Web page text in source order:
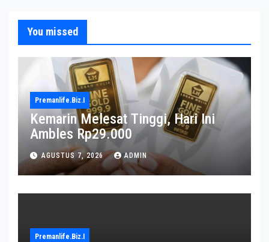
You missed
Premanlife.biz.i
Kemarin Melesat Tinggi, Hari Ini
Ambles Rp29.000
AGUSTUS 7, 2026 ADMIN
Premanlife.biz.i